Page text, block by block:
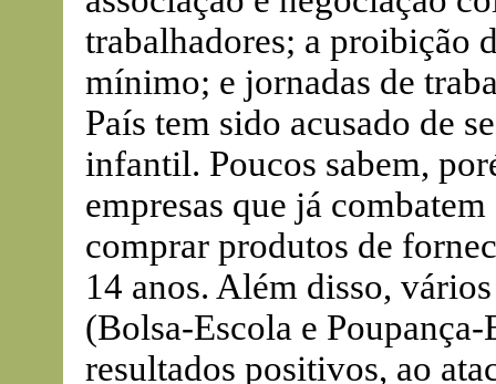
trabalhadores; a proibição
mínimo; e jornadas de
País tem sido acusado de
infantil. Poucos sabem,
empresas que já
comprar produtos de
14 anos. Além disso,
(Bolsa-Escola e
resultados positivos, ao